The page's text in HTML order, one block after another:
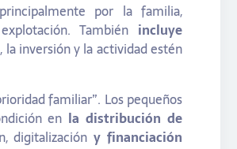
por la familia,
También incluye
inversión y la actividad estén
familiar”. Los pequeños
en la distribución de
digitalizacióny financiación